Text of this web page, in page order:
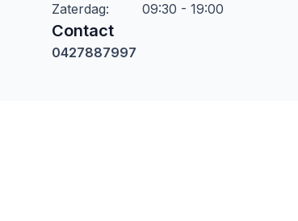
Zaterdag: 09:30 - 19:00
Contact
0427887997